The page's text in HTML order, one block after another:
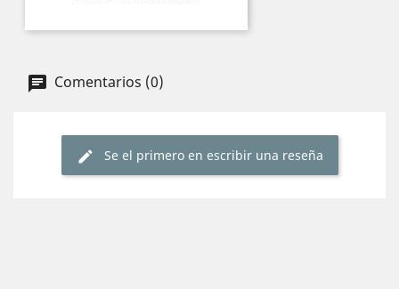
Comentarios (0)
Se el primero en escribir una reseña